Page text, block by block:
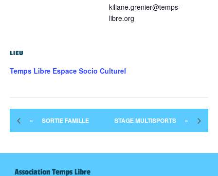
kiliane.grenier@temps-
libre.org
LIEU
Temps Libre Espace Socio Culturel
« SORTIE FAMILLE STAGE MULTISPORTS »
Association Temps Libre